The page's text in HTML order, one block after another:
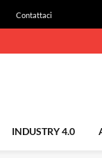
Contattaci
INDUSTRY 4.0